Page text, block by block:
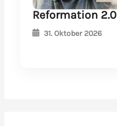
Reformation 2.0
31. Oktober 2026